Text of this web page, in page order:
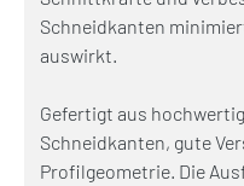
Schneidkanten
auswirkt.
Gefertigt aus
Schneidkanten, gute
Profilgeometrie. Die